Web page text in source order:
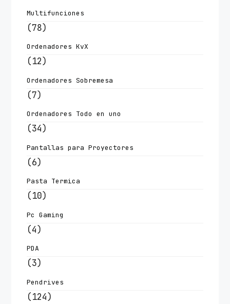
Multifunciones
(78)
Ordenadores KvX
(12)
Ordenadores Sobremesa
(7)
Ordenadores Todo en uno
(34)
Pantallas para Proyectores
(6)
Pasta Termica
(10)
Pc Gaming
(4)
PDA
(3)
Pendrives
(124)